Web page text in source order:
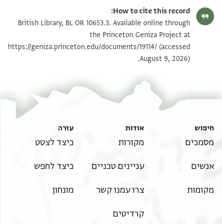
How to cite this record:
British Library, BL OR 10653.3. Available online through
the Princeton Geniza Project at
https://geniza.princeton.edu/documents/19114/ (accessed
August 9, 2026).
חיפוש
מסמכים
אנשים
מקומות
אודות
מקורות
עניינים טכניים
צרו עמנו קשר
קרדיטים
עזרה
כיצד לצטט
כיצד לחפש
מונחון